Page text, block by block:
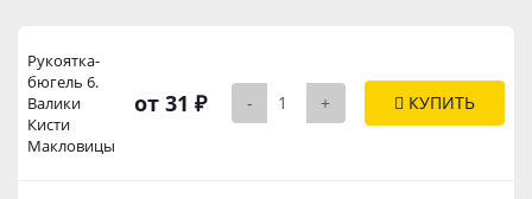
Рукоятка-
бюгель 6.
Валики
Кисти
Макловицы
от 31 ₽ - + КУПИТЬ